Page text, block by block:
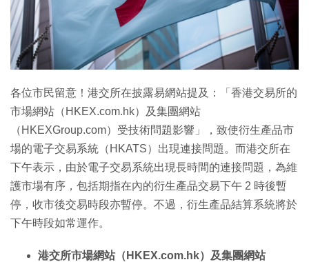
各位市民留意！港交所在披露易網站提及：「香港交易所的
市場網站（HKEX.com.hk）及集團網站
（HKEXGroup.com）受技術問題影響」，致使衍生產品市
場的電子交易系統（HKATS）出現連接問題。而港交所在
下午表示，由於電子交易系統出現長時間的連接問題，為維
護市場有序，包括期指在內的衍生產品交易下午 2 時後暫
停，收市後交易時段亦暫停。不過，衍生產品結算系統將於
下午時段如常運作。
港交所市場網站（HKEX.com.hk）及集團網站